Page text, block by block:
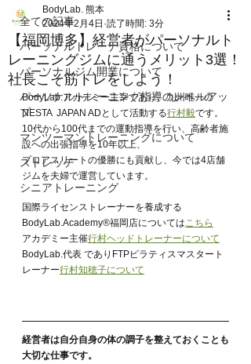
全ての記事
パーソナルトレーナ資格について
パーソナルジム開業について
パーソナルトレーニング指導のレベルアッ
プ
マンツーマントレーニングについて
ストレッチ
シニアトレーニング
【福岡博多】経営者がパーソナルト
レーニングジムに通うメリット3選！
社長こそ筋トレをしよう！
BodyLab. 熊本
2024年2月4日 読了時間: 3分
BodyLab.アカデミー主宰であり、九州唯一の
NESTA  JAPAN ADとして活動する行村毅です。
10代から100代までの運動指導を行い、高齢者施
設への出張指導を10年以上、
プロアスリートの優勝にも貢献し、今では4店舗
ジムを夫婦で運営しています。
国際ライセンストレーナーを養成する
BodyLab.Academy®︎福岡店についてはこちら
アカデミー主催行村ヘッドトレーナーについて
BodyLab.代表 でありFTPピラティスマスタート
レーナー行村知穂子について
経営者は自分自身の体の調子を整えておくことも
大切な仕事です。